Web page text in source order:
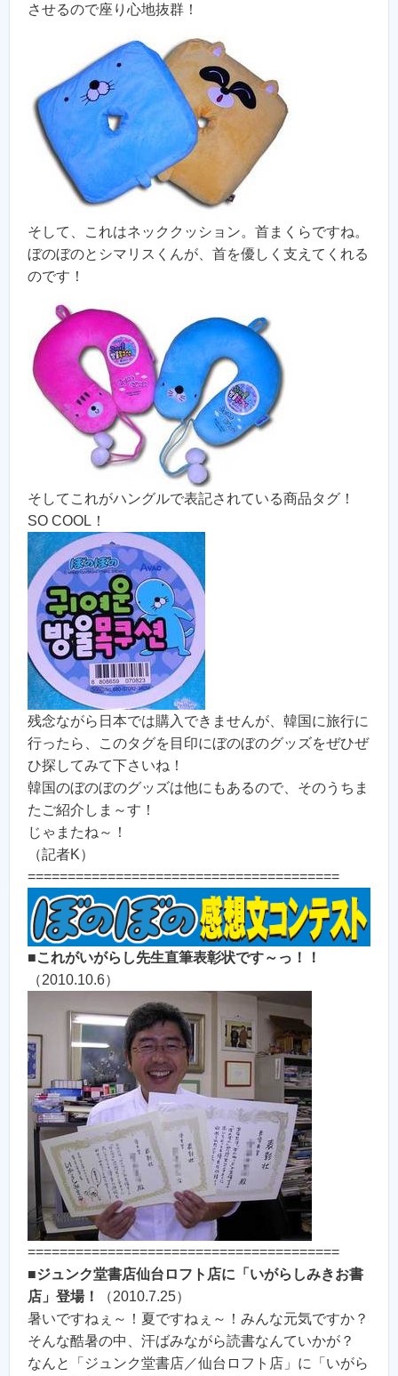
させるので座り心地抜群！
そして、これはネッククッション。首まくらですね。
ぼのぼのとシマリスくんが、首を優しく支えてくれる
のです！
そしてこれがハングルで表記されている商品タグ！
SO COOL！
残念ながら日本では購入できませんが、韓国に旅行に
行ったら、このタグを目印にぼのぼのグッズをぜひぜ
ひ探してみて下さいね！
韓国のぼのぼのグッズは他にもあるので、そのうちま
たご紹介しま～す！
じゃまたね～！
（記者K）
=======================================
■これがいがらし先生直筆表彰状です～っ！！
（2010.10.6）
=======================================
■ジュンク堂書店仙台ロフト店に「いがらしみきお書
店」登場！
（2010.7.25）
暑いですねぇ～！夏ですねぇ～！みんな元気ですか？
そんな酷暑の中、汗ばみながら読書なんていかが？
なんと「ジュンク堂書店／仙台ロフト店」に「いがら